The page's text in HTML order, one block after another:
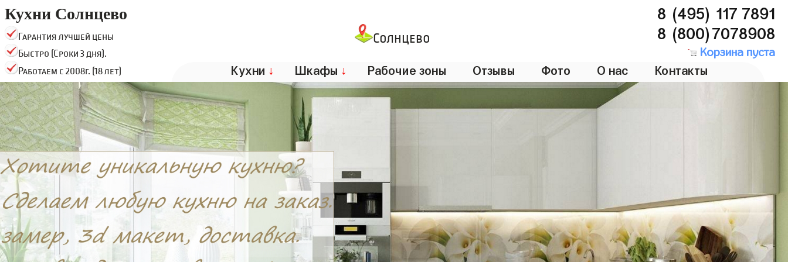
Кухни Солнцево
Гарантия лучшей цены
Быстро (Сроки 3 дня).
Работаем с 2008г. (18 лет)
Солнцево
8 (495) 117 7891
8 (800)7078908
Корзина пуста
Кухни ↓ Шкафы ↓ Рабочие зоны Отзывы Фото О нас Контакты